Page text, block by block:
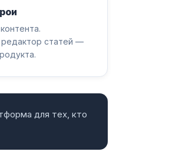
редактор статей —
для тех, кто